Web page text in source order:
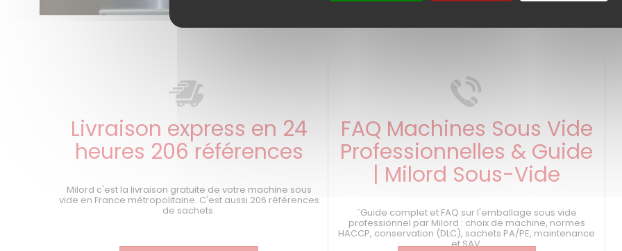
Livraison express en 24
heures 206 références
Milord c'est la livraison gratuite de votre machine sous
vide en France métropolitaine. C'est aussi 206 références
de sachets.
FAQ Machines Sous Vide
Professionnelles & Guide
| Milord Sous-Vide
`Guide complet et FAQ sur l'emballage sous vide
professionnel par Milord : choix de machine, normes
HACCP, conservation (DLC), sachets PA/PE, maintenance
et SAV.